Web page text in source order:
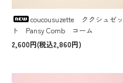
coucousuzette ククシュゼッ
ト Pansy Comb コーム
2,600円(税込2,860円)